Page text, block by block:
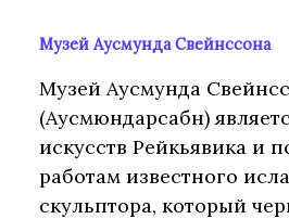
Музей Аусмунда Свейнссона
Музей Аусмунда
(Аусмюндарсабн)
искусств Рейкьявика и
работам известного
скульптора, который